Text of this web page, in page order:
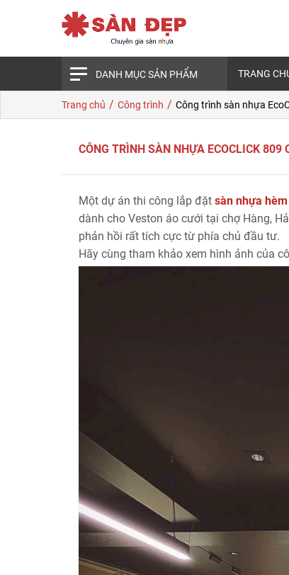
DANH MỤC SẢN PHẨM TRANG
Trang chủ / Công trình / Công trình sàn nhựa
CÔNG TRÌNH SÀN NHỰA ECOCLICK 809
Một dự án thi công lắp đặt sàn nhựa
dành cho Veston áo cưới tại chợ Hàng,
phản hồi rất tích cực từ phía chủ đầu tư.
Hãy cùng tham khảo xem hình ảnh của